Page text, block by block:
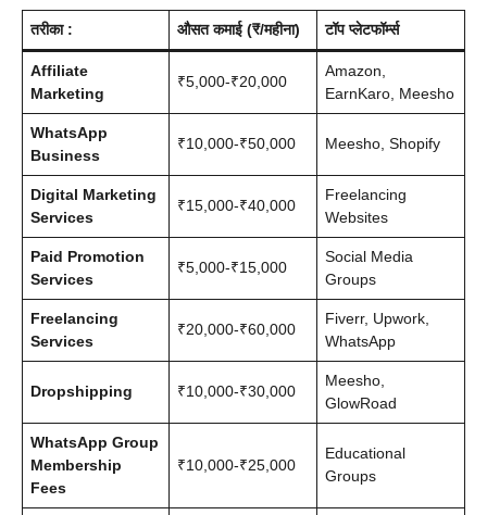
तरीका: औसत कमाई (₹/महीना) टॉप प्लेटफॉर्म्स
Affiliate
Marketing
₹5,000-₹20,000
Amazon,
EarnKaro, Meesho
WhatsApp
Business
₹10,000-₹50,000 Meesho, Shopify
Digital Marketing
Services
₹15,000-₹40,000
Freelancing
Websites
Paid Promotion
Services
₹5,000-₹15,000
Social Media
Groups
Freelancing
Services
₹20,000-₹60,000
Fiverr, Upwork,
WhatsApp
Dropshipping ₹10,000-₹30,000
Meesho,
GlowRoad
WhatsApp Group
Membership
Fees
₹10,000-₹25,000
Educational
Groups